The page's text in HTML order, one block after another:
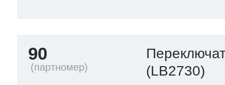
90
(LB2730)